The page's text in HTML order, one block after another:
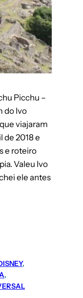
Picchu –
do Ivo
viajaram
de 2018 e
e roteiro
Valeu Ivo
ele antes